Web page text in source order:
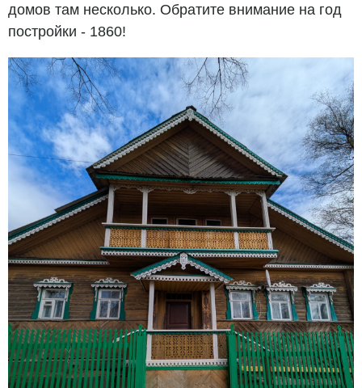
домов там несколько. Обратите внимание на год
постройки - 1860!